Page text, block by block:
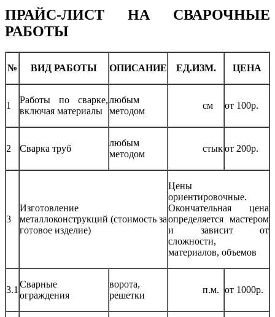
ПРАЙС-ЛИСТ НА СВАРОЧНЫЕ
РАБОТЫ
№ ВИД РАБОТЫ ОПИСАНИЕ ЕД.ИЗМ. ЦЕНА
1
Работы по сварке,
включая материалы
любым
методом
см от 100р.
2 Сварка труб
любым
методом
стыкот 200р.
3
Изготовление
металлоконструкций (стоимость за
готовое изделие)
Цены
ориентировочные.
Окончательная цена
определяется мастером
и зависит от
сложности,
материалов, объемов
3.1
Сварные
ограждения
ворота,
решетки
п.м. от 1000р.